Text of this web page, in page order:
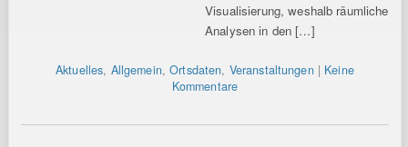
Visualisierung, weshalb räumliche
Analysen in den […]
Aktuelles, Allgemein,Ortsdaten, Veranstaltungen| Keine
Kommentare